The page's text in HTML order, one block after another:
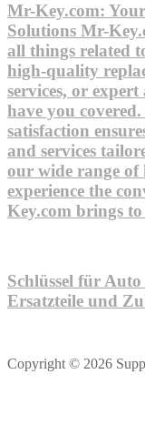
Mr-Key.com:
Solutions Mr-
all things related
high-quality
services, or
have you
satisfaction
and services
our wide range of
experience the
Key.com brings
Schlüssel für
Ersatzteile und
Copyright © 2026